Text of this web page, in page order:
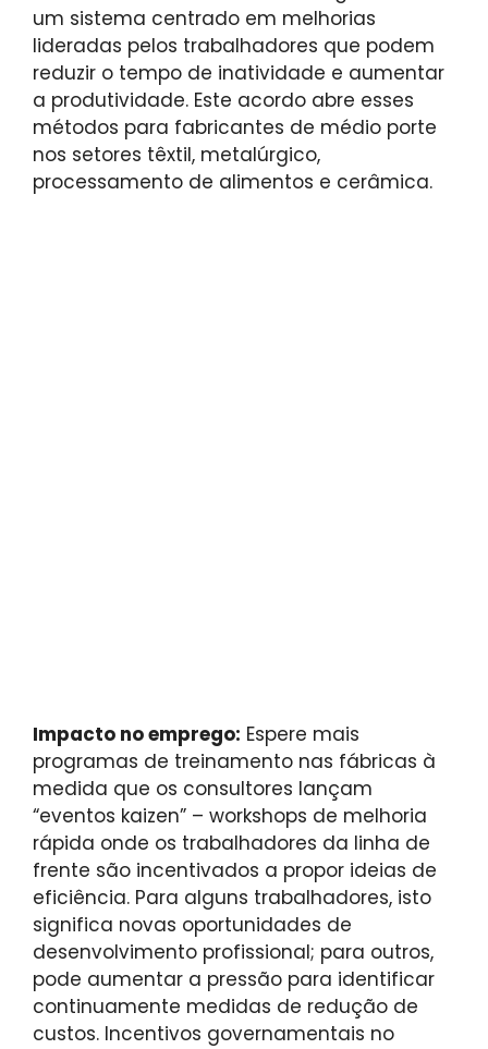
um sistema centrado em melhorias
lideradas pelos trabalhadores que podem
reduzir o tempo de inatividade e aumentar
a produtividade. Este acordo abre esses
métodos para fabricantes de médio porte
nos setores têxtil, metalúrgico,
processamento de alimentos e cerâmica.
Impacto no emprego: Espere mais
programas de treinamento nas fábricas à
medida que os consultores lançam
“eventos kaizen” – workshops de melhoria
rápida onde os trabalhadores da linha de
frente são incentivados a propor ideias de
eficiência. Para alguns trabalhadores, isto
significa novas oportunidades de
desenvolvimento profissional; para outros,
pode aumentar a pressão para identificar
continuamente medidas de redução de
custos. Incentivos governamentais no